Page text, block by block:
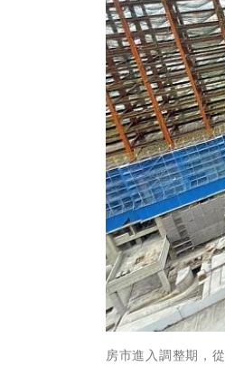
房市進入調整期，